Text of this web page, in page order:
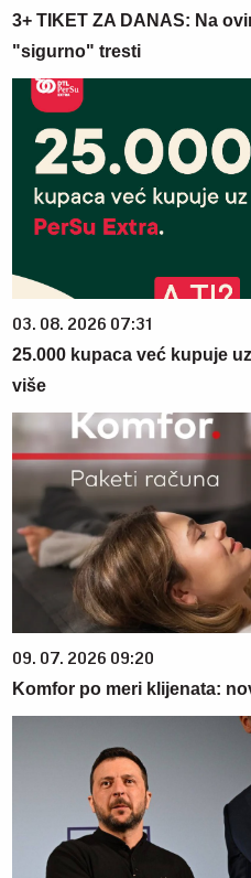
3+ TIKET ZA DANAS: Na
"sigurno" tresti
03. 08. 2026 07:31
25.000 kupaca već kupuje
više
09. 07. 2026 09:20
Komfor po meri klijenata: